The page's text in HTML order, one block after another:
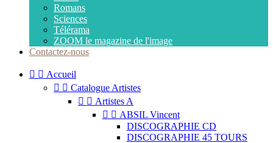
Romans
Sciences
Télérama
ZOOM le magazine de l'image
Contactez-nous
  Accueil
  Catalogue Artistes
  Artistes A
  ABSIL Vincent
DISCOGRAPHIE CD
DISCOGRAPHIE 45 TOURS